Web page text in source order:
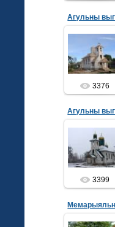
02.03.2015
admin
3376
02.03.2015
admin
3399